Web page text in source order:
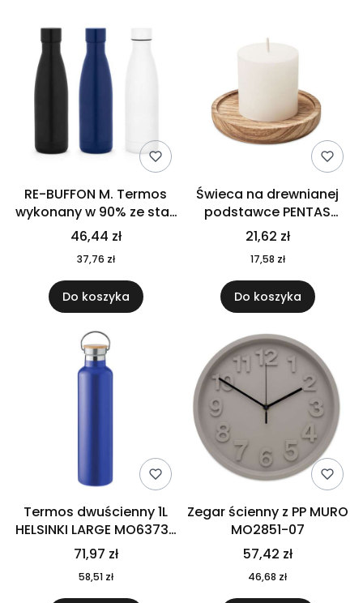
RE-BUFFON M. Termos
wykonany w 90% ze stali
nierdzewnej
pochodzącej z
recyklingu 520 ml 94294
46,44 zł
37,76 zł
Do koszyka
Świeca na drewnianej
podstawce PENTAS
MO6282-40
21,62 zł
17,58 zł
Do koszyka
Termos dwuścienny 1L
HELSINKI LARGE MO6373-
04
71,97 zł
58,51 zł
Zegar ścienny z PP MURO
MO2851-07
57,42 zł
46,68 zł